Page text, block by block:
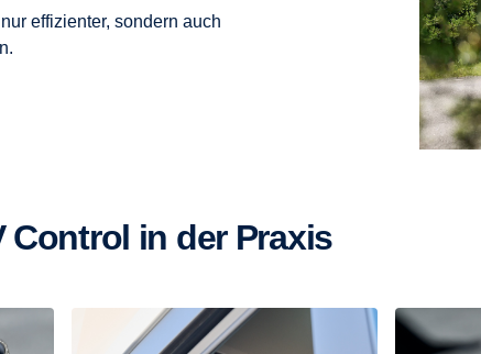
effizienter, sondern auch
Control in der Praxis